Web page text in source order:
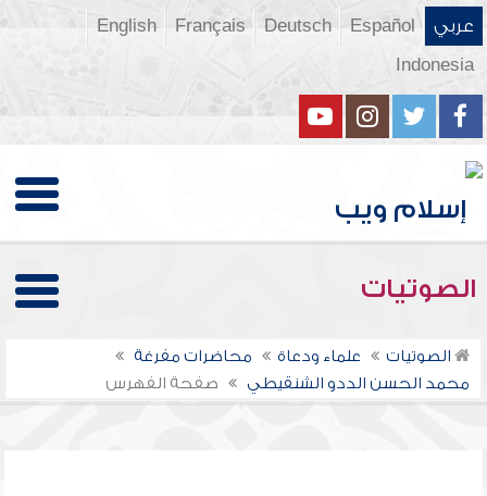
عربي Español
Deutsch
Français
English
Indonesia
الصوتيات
الصوتيات علماء ودعاة
محاضرات مفرغة
محمد الحسن الددو الشنقيطي
صفحة الفهرس